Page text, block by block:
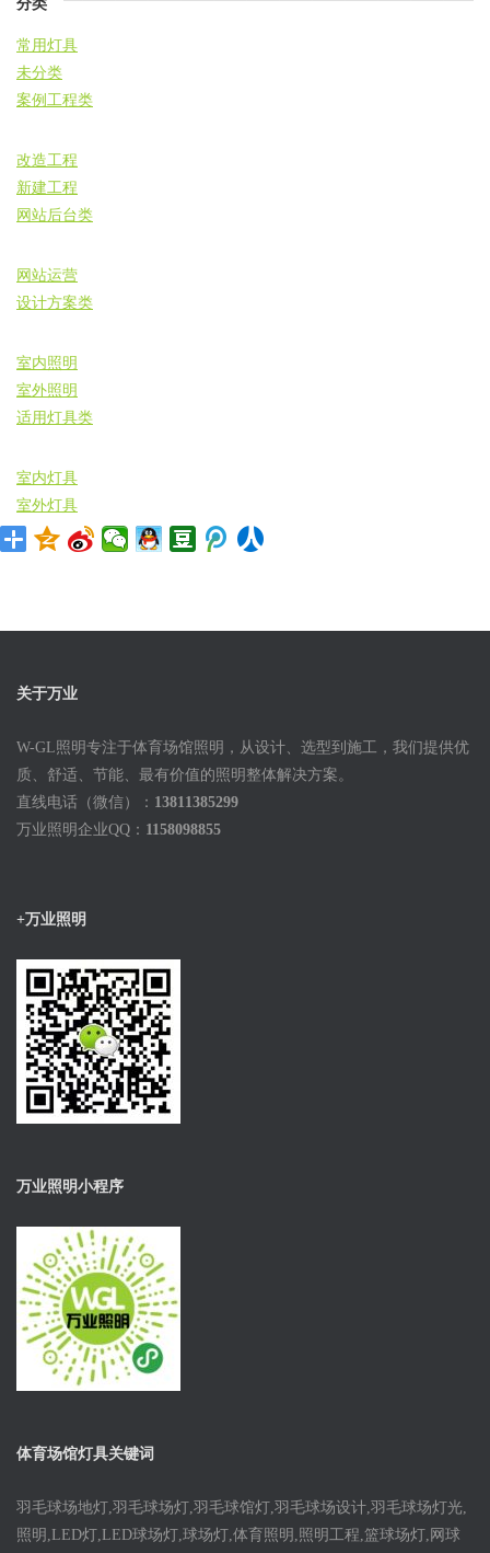
分类
常用灯具
未分类
案例工程类
改造工程
新建工程
网站后台类
网站运营
设计方案类
室内照明
室外照明
适用灯具类
室内灯具
室外灯具
关于万业
W-GL照明专注于体育场馆照明，从设计、选型到施工，我们提供优
质、舒适、节能、最有价值的照明整体解决方案。
直线电话（微信）： 13811385299
万业照明企业QQ： 1158098855
+万业照明
万业照明小程序
体育场馆灯具关键词
羽毛球场地灯,羽毛球场灯,羽毛球馆灯,羽毛球场设计,羽毛球场灯光,
照明,LED灯,LED球场灯,球场灯,体育照明,照明工程,篮球场灯,网球